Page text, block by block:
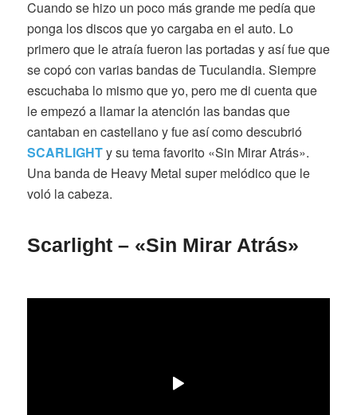
Cuando se hizo un poco más grande me pedía que
ponga los discos que yo cargaba en el auto. Lo
primero que le atraía fueron las portadas y así fue que
se copó con varias bandas de Tuculandia. Siempre
escuchaba lo mismo que yo, pero me di cuenta que
le empezó a llamar la atención las bandas que
cantaban en castellano y fue así como descubrió
SCARLIGHTy su tema favorito «Sin Mirar Atrás».
Una banda de Heavy Metal super melódico que le
voló la cabeza.
Scarlight – «Sin Mirar Atrás»